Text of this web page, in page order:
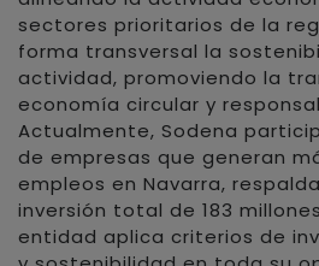
sectores prioritarios de la
forma transversal la
actividad, promoviendo la
economía circular y
Actualmente, Sodena
de empresas que generan
empleos en Navarra,
inversión total de 183
entidad aplica criterios de